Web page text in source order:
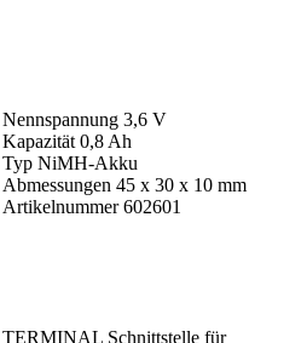
Nennspannung 3,6 V
Kapazität 0,8 Ah
Typ NiMH-Akku
Abmessungen 45 x 30 x 10 mm
Artikelnummer 602601
TERMINAL Schnittstelle für